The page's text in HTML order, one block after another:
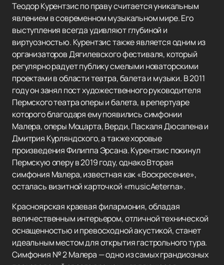
Теодор Курентзис по праву считается уникальным
явлением в современном музыкальном мире. Его
выступления всегда удивляют глубиной и
виртуозностью. Курентзис также является одним из
организаторов Дягилевского фестиваля, который
регулярно радует публику смелыми новаторскими
проектами в области театра, балета и музыки. В 2011
году он занял пост художественного руководителя
Пермского театра оперы и балета, в репертуаре
которого благодаря ему появились симфонии
Малера, оперы Моцарта, Верди, Паскаля Дюсапена и
Дмитрия Курляндского, а также хоровые
произведения Филиппа Эрсана. Курентзис покинул
Пермскую оперу в 2019 году, однако Вторая
симфония Малера, известная как «Воскресение»,
осталась визитной карточкой «musicAeterna».
Красноярская краевая филармония, обладая
величественным интерьером, отличной технической
оснащенностью и превосходной акустикой, станет
идеальным местом для открытия гастрольного тура.
Симфония № 2 Малера — одно из самых грандиозных